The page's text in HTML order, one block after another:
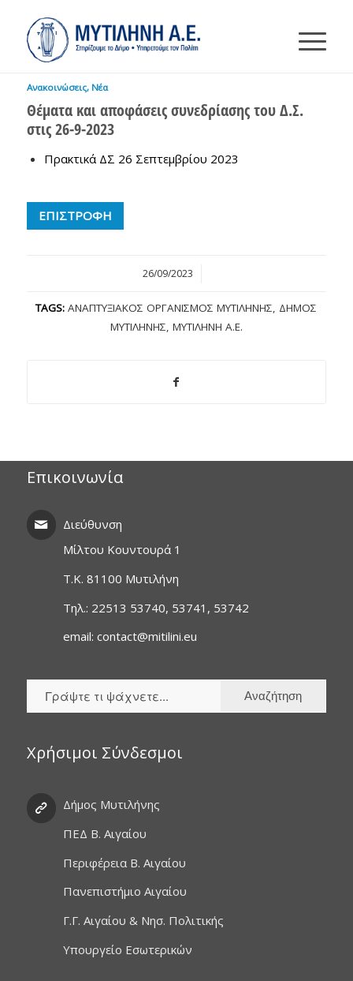
Ανακοινώσεις, Νέα
Θέματα και αποφάσεις συνεδρίασης του Δ.Σ.
στις 26-9-2023
Πρακτικά ΔΣ 26 Σεπτεμβρίου 2023
ΕΠΙΣΤΡΟΦΗ
26/09/2023
/
TAGS: ΑΝΑΠΤΥΞΙΑΚΌΣ ΟΡΓΑΝΙΣΜΌΣ ΜΥΤΙΛΉΝΗΣ, ΔΉΜΟΣ
ΜΥΤΙΛΉΝΗΣ, ΜΥΤΙΛΉΝΗ Α.Ε.
Επικοινωνία
Διεύθυνση
Μίλτου Κουντουρά 1
T.K. 81100 Μυτιλήνη
Τηλ.: 22513 53740, 53741, 53742
email: contact@mitilini.eu
Χρήσιμοι Σύνδεσμοι
Δήμος Μυτιλήνης
ΠΕΔ Β. Αιγαίου
Περιφέρεια Β. Αιγαίου
Πανεπιστήμιο Αιγαίου
Γ.Γ. Αιγαίου & Νησ. Πολιτικής
Υπουργείο Εσωτερικών